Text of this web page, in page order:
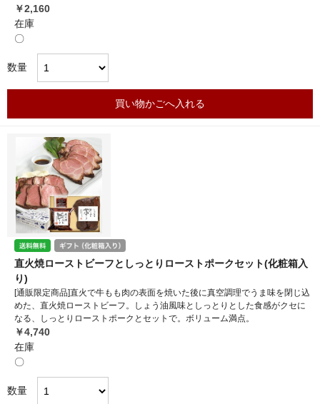
￥2,160
在庫
〇
数量
買い物かごへ入れる
直火焼ローストビーフとしっとりローストポークセット(化粧箱入
り)
[通販限定商品]直火で牛もも肉の表面を焼いた後に真空調理でうま味を閉じ込
めた、直火焼ローストビーフ。しょう油風味としっとりとした食感がクセに
なる、しっとりローストポークとセットで。ボリューム満点。
￥4,740
在庫
〇
数量